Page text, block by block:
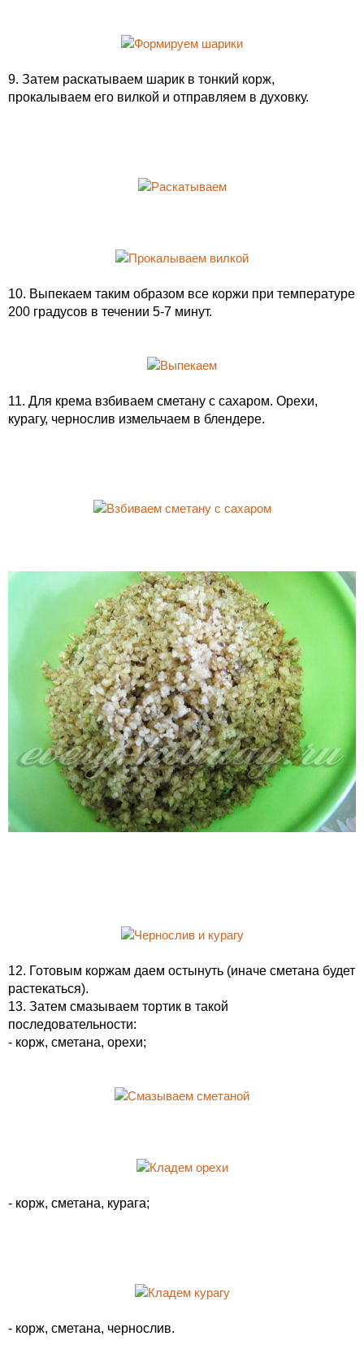
9. Затем раскатываем шарик в тонкий корж,
прокалываем его вилкой и отправляем в духовку.
10. Выпекаем таким образом все коржи при температуре
200 градусов в течении 5-7 минут.
11. Для крема взбиваем сметану с сахаром. Орехи,
курагу, чернослив измельчаем в блендере.
12. Готовым коржам даем остынуть (иначе сметана будет
растекаться).
13. Затем смазываем тортик в такой
последовательности:
- корж, сметана, орехи;
- корж, сметана, курага;
- корж, сметана, чернослив.